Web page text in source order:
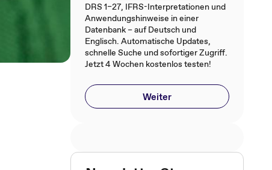
DRS 1–27, IFRS-Interpretationen und
Anwendungshinweise in einer
Datenbank – auf Deutsch und
Englisch. Automatische Updates,
schnelle Suche und sofortiger Zugriff.
Jetzt 4 Wochen kostenlos testen!
Weiter